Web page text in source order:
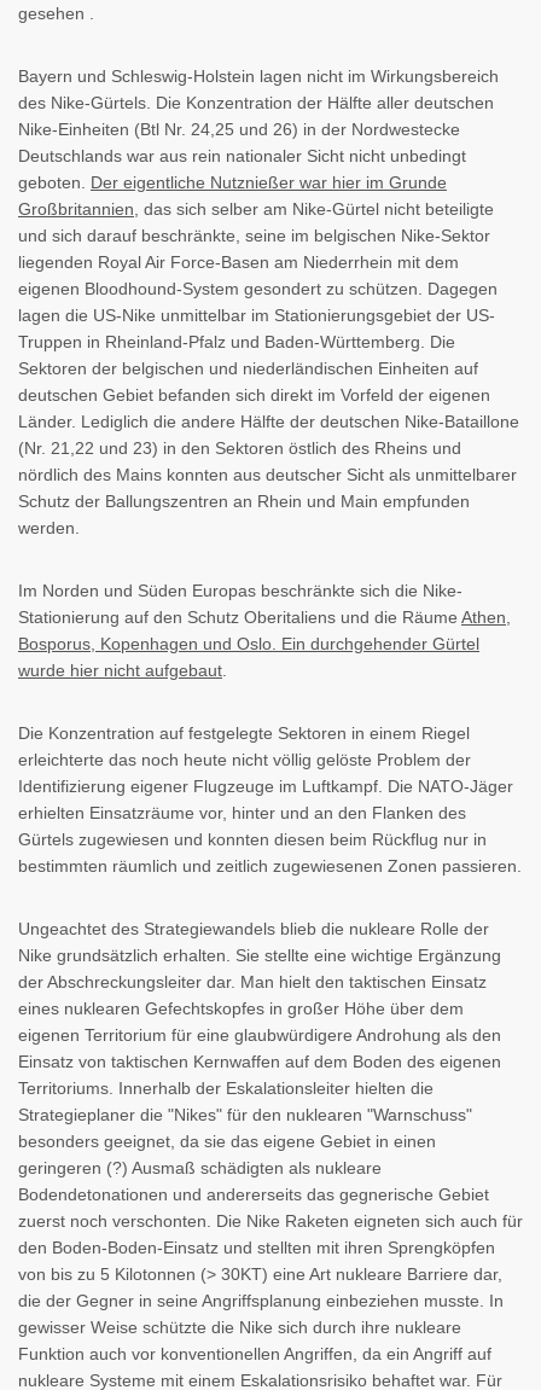
gesehen .
Bayern und Schleswig-Holstein lagen nicht im Wirkungsbereich
des Nike-Gürtels. Die Konzentration der Hälfte aller deutschen
Nike-Einheiten (Btl Nr. 24,25 und 26) in der Nordwestecke
Deutschlands war aus rein nationaler Sicht nicht unbedingt
geboten. Der eigentliche Nutznießer war hier im Grunde
Großbritannien , das sich selber am Nike-Gürtel nicht beteiligte
und sich darauf beschränkte, seine im belgischen Nike-Sektor
liegenden Royal Air Force-Basen am Niederrhein mit dem
eigenen Bloodhound-System gesondert zu schützen. Dagegen
lagen die US-Nike unmittelbar im Stationierungsgebiet der US-
Truppen in Rheinland-Pfalz und Baden-Württemberg. Die
Sektoren der belgischen und niederländischen Einheiten auf
deutschen Gebiet befanden sich direkt im Vorfeld der eigenen
Länder. Lediglich die andere Hälfte der deutschen Nike-Bataillone
(Nr. 21,22 und 23) in den Sektoren östlich des Rheins und
nördlich des Mains konnten aus deutscher Sicht als unmittelbarer
Schutz der Ballungszentren an Rhein und Main empfunden
werden.
Im Norden und Süden Europas beschränkte sich die Nike-
Stationierung auf den Schutz Oberitaliens und die Räume Athen,
Bosporus, Kopenhagen und Oslo. Ein durchgehender Gürtel
wurde hier nicht aufgebaut
Die Konzentration auf festgelegte Sektoren in einem Riegel
erleichterte das noch heute nicht völlig gelöste Problem der
Identifizierung eigener Flugzeuge im Luftkampf. Die NATO-Jäger
erhielten Einsatzräume vor, hinter und an den Flanken des
Gürtels zugewiesen und konnten diesen beim Rückflug nur in
bestimmten räumlich und zeitlich zugewiesenen Zonen passieren.
Ungeachtet des Strategiewandels blieb die nukleare Rolle der
Nike grundsätzlich erhalten. Sie stellte eine wichtige Ergänzung
der Abschreckungsleiter dar. Man hielt den taktischen Einsatz
eines nuklearen Gefechtskopfes in großer Höhe über dem
eigenen Territorium für eine glaubwürdigere Androhung als den
Einsatz von taktischen Kernwaffen auf dem Boden des eigenen
Territoriums. Innerhalb der Eskalationsleiter hielten die
Strategieplaner die "Nikes" für den nuklearen "Warnschuss"
besonders geeignet, da sie das eigene Gebiet in einen
geringeren (?) Ausmaß schädigten als nukleare
Bodendetonationen und andererseits das gegnerische Gebiet
zuerst noch verschonten. Die Nike Raketen eigneten sich auch für
den Boden-Boden-Einsatz und stellten mit ihren Sprengköpfen
von bis zu 5 Kilotonnen (> 30KT) eine Art nukleare Barriere dar,
die der Gegner in seine Angriffsplanung einbeziehen musste. In
gewisser Weise schützte die Nike sich durch ihre nukleare
Funktion auch vor konventionellen Angriffen, da ein Angriff auf
nukleare Systeme mit einem Eskalationsrisiko behaftet war. Für